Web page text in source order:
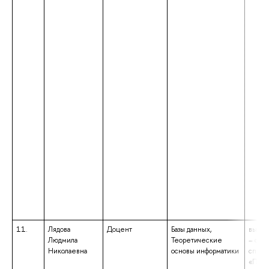
11.
Лядова
Людмила
Николаевна
Доцент
Базы данных,
Теоретические
основы информатики
–